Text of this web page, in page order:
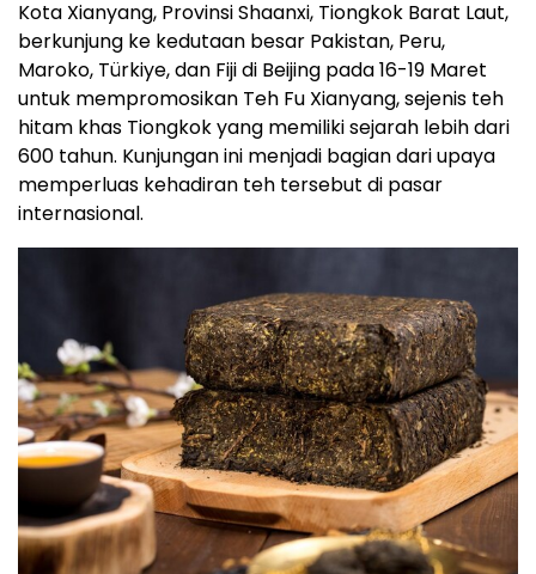
Kota Xianyang, Provinsi Shaanxi, Tiongkok Barat Laut,
berkunjung ke kedutaan besar Pakistan, Peru,
Maroko, Türkiye, dan Fiji di Beijing pada 16-19 Maret
untuk mempromosikan Teh Fu Xianyang, sejenis teh
hitam khas Tiongkok yang memiliki sejarah lebih dari
600 tahun. Kunjungan ini menjadi bagian dari upaya
memperluas kehadiran teh tersebut di pasar
internasional.